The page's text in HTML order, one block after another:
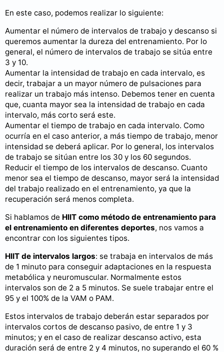
En este caso, podemos realizar lo siguiente:
Aumentar el número de intervalos de trabajo y descanso si
queremos aumentar la dureza del entrenamiento. Por lo
general, el número de intervalos de trabajo se sitúa entre
3 y 10.
Aumentar la intensidad de trabajo en cada intervalo, es
decir, trabajar a un mayor número de pulsaciones para
realizar un trabajo más intenso. Debemos tener en cuenta
que, cuanta mayor sea la intensidad de trabajo en cada
intervalo, más corto será este.
Aumentar el tiempo de trabajo en cada intervalo. Como
ocurría en el caso anterior, a más tiempo de trabajo, menor
intensidad se deberá aplicar. Por lo general, los intervalos
de trabajo se sitúan entre los 30 y los 60 segundos.
Reducir el tiempo de los intervalos de descanso. Cuanto
menor sea el tiempo de descanso, mayor será la intensidad
del trabajo realizado en el entrenamiento, ya que la
recuperación será menos completa.
Si hablamos de HIIT como método de entrenamiento para
el entrenamiento en diferentes deportes, nos vamos a
encontrar con los siguientes tipos.
HIIT de intervalos largos: se trabaja en intervalos de más
de 1 minuto para conseguir adaptaciones en la respuesta
metabólica y neuromuscular. Normalmente estos
intervalos son de 2 a 5 minutos. Se suele trabajar entre el
95 y el 100% de la VAM o PAM.
Estos intervalos de trabajo deberán estar separados por
intervalos cortos de descanso pasivo, de entre 1 y 3
minutos; y en el caso de realizar descanso activo, esta
duración será de entre 2 y 4 minutos, no superando el 60 %